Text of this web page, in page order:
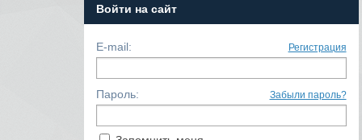
Войти на сайт
E-mail: Регистрация
Пароль: Забыли пароль?